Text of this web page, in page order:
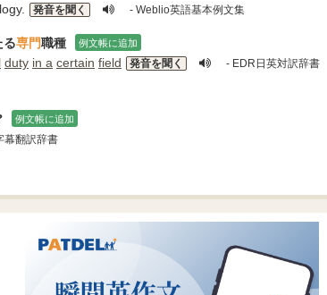
発音を聞く - Weblio英語基本例文集
る専門職種 例文帳に追加
duty in a certain field 発音を聞く - EDR日英対訳辞書
例文帳に追加
幕翻訳辞書